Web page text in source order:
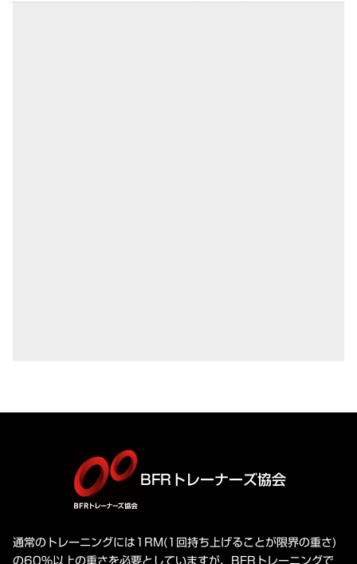
BFRトレーナーズ協会
通常のトレーニングには1RM(1回持ち上げることが限界の重さ)